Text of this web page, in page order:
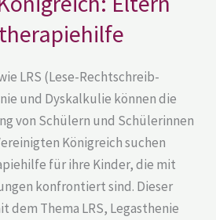
LRS (Lese-Rechtschreib-
und Dyskalkulie können die
von Schülern und Schülerinnen
Königreich suchen
für ihre Kinder, die mit
konfrontiert sind. Dieser
dem Thema LRS, Legasthenie